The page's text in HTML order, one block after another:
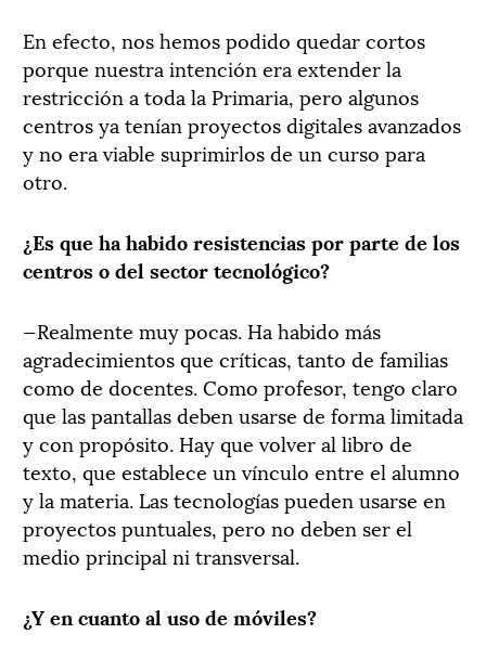
En efecto, nos hemos podido quedar cortos
porque nuestra intención era extender la
restricción a toda la Primaria, pero algunos
centros ya tenían proyectos digitales avanzados
y no era viable suprimirlos de un curso para
otro.
¿Es que ha habido resistencias por parte de los
centros o del sector tecnológico?
—Realmente muy pocas. Ha habido más
agradecimientos que críticas, tanto de familias
como de docentes. Como profesor, tengo claro
que las pantallas deben usarse de forma limitada
y con propósito. Hay que volver al libro de
texto, que establece un vínculo entre el alumno
y la materia. Las tecnologías pueden usarse en
proyectos puntuales, pero no deben ser el
medio principal ni transversal.
¿Y en cuanto al uso de móviles?